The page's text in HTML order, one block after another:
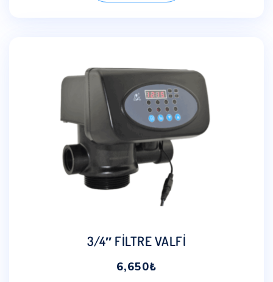
3/4″ FİLTRE VALFİ
6,650₺